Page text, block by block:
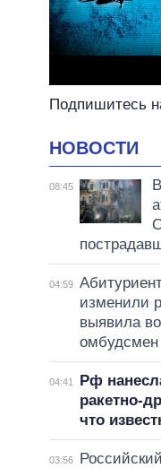
Подпишитесь
НОВОСТИ
08:45
04:59
изменили
выявила
омбудсмен
04:41
Рф
ракетно-
что
03:56